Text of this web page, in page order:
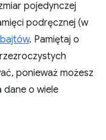
pojedynczej
podręcznej (w
. Pamiętaj o
ponieważ możesz
dane o wiele